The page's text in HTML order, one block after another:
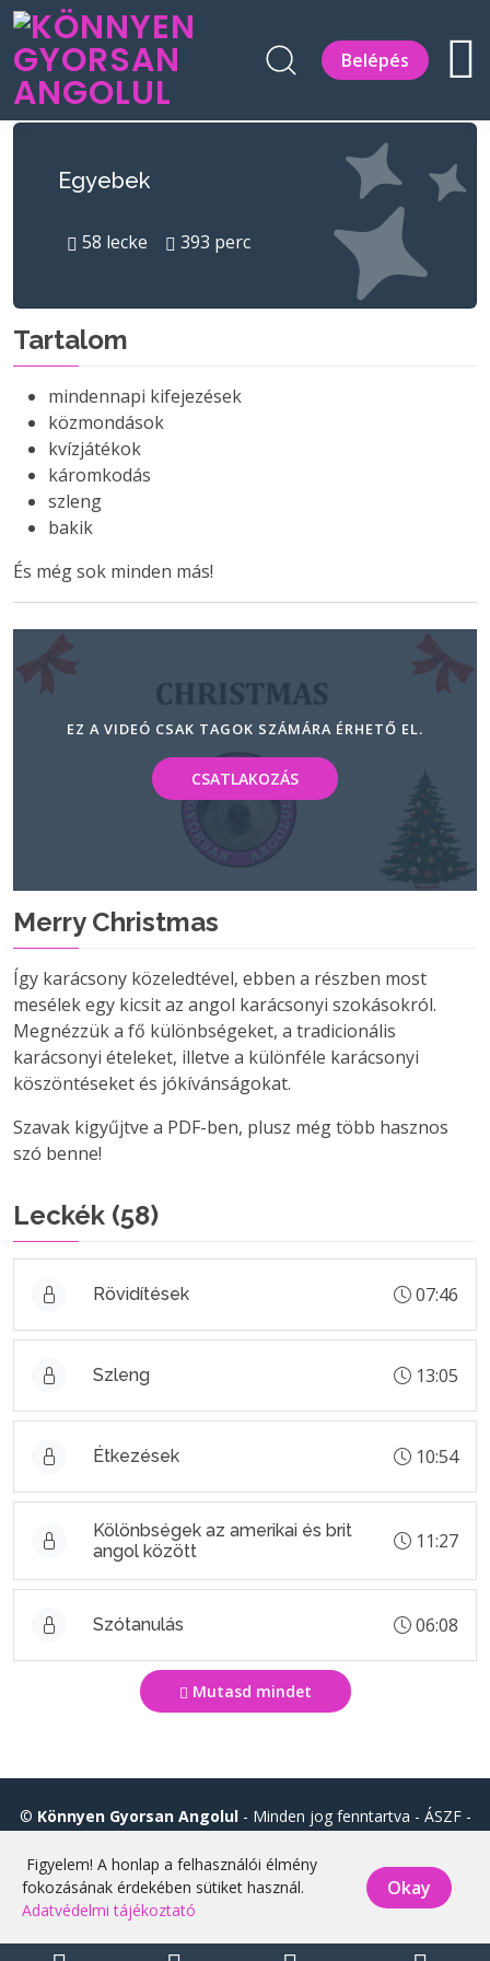
Belépés
Egyebek
58 lecke 393 perc
Tartalom
mindennapi kifejezések
közmondások
kvízjátékok
káromkodás
szleng
bakik
És még sok minden más!
EZ A VIDEÓ CSAK TAGOK SZÁMÁRA ÉRHETŐ EL.
CSATLAKOZÁS
Merry Christmas
Így karácsony közeledtével, ebben a részben most
mesélek egy kicsit az angol karácsonyi szokásokról.
Megnézzük a fő különbségeket, a tradicionális
karácsonyi ételeket, illetve a különféle karácsonyi
köszöntéseket és jókívánságokat.
Szavak kigyűjtve a PDF-ben, plusz még több hasznos
szó benne!
Leckék (58)
Rövidítések 07:46
Szleng 13:05
Étkezések 10:54
Kölönbségek az amerikai és brit
angol között
11:27
Szótanulás 06:08
Mutasd mindet
© Könnyen Gyorsan Angolul- Minden jog fenntartva - ÁSZF-
Figyelem! A honlap a felhasználói élmény
fokozásának érdekében sütiket használ.
Adatvédelmi tájékoztató
Okay